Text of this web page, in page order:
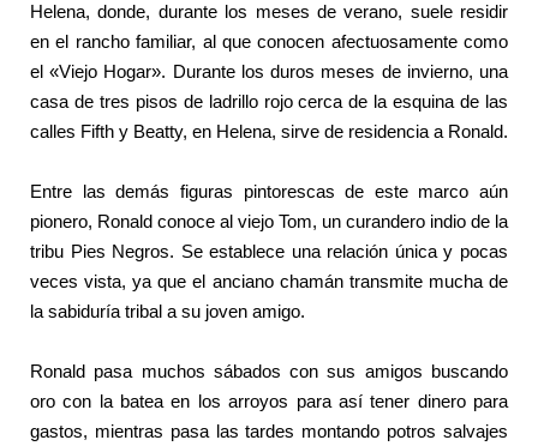
Helena, donde, durante los meses de verano, suele residir
en el rancho familiar, al que conocen afectuosamente como
el «Viejo Hogar». Durante los duros meses de invierno, una
casa de tres pisos de ladrillo rojo cerca de la esquina de las
calles Fifth y Beatty, en Helena, sirve de residencia a Ronald.
Entre las demás figuras pintorescas de este marco aún
pionero, Ronald conoce al viejo Tom, un curandero indio de la
tribu Pies Negros. Se establece una relación única y pocas
veces vista, ya que el anciano chamán transmite mucha de
la sabiduría tribal a su joven amigo.
Ronald pasa muchos sábados con sus amigos buscando
oro con la batea en los arroyos para así tener dinero para
gastos, mientras pasa las tardes montando potros salvajes